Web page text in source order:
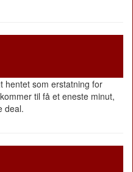
hentet som erstatning for
til få et eneste minut,
deal.